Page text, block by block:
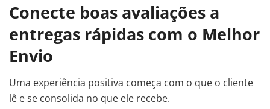
Conecte boas avaliações a
entregas rápidas com o Melhor
Envio
Uma experiência positiva começa com o que o cliente
lê e se consolida no que ele recebe.